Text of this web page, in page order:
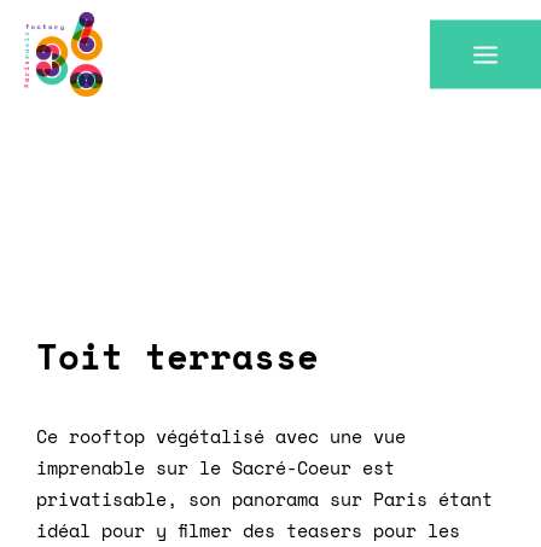
Toit terrasse
Ce rooftop végétalisé avec une vue
imprenable sur le Sacré-Coeur est
privatisable, son panorama sur Paris étant
idéal pour y filmer des teasers pour les